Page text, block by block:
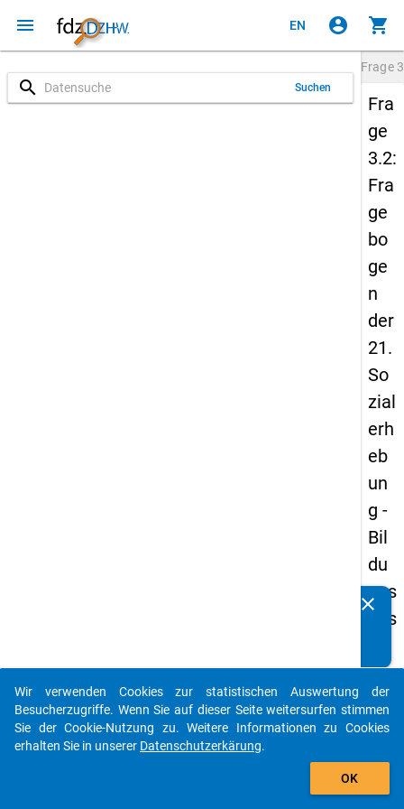
menu EN account_circle shopping_cart
search Suchen
Frage
Fra
ge
3.2:
Fra
ge
bo
ge
n
der
21.
So
zial
erh
eb
un
g -
Bil
du
ngs
aus
der
(in
ne
Details
clear
auto_stories
add_shopping_cart
Wir verwenden Cookies zur statistischen Auswertung der
Besucherzugriffe. Wenn Sie auf dieser Seite weitersurfen stimmen
Sie der Cookie-Nutzung zu. Weitere Informationen zu Cookies
erhalten Sie in unserer Datenschutzerkärung.
OK